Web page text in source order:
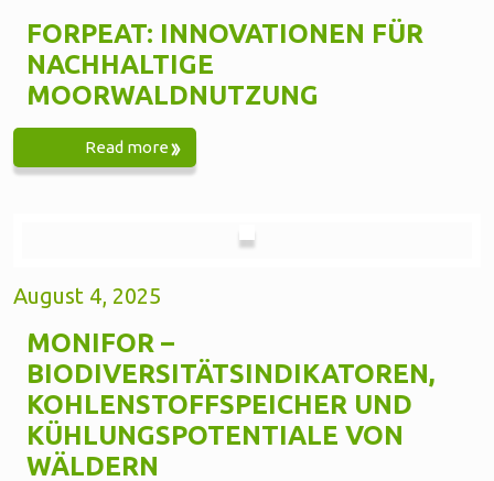
FORPEAT: INNOVATIONEN FÜR
NACHHALTIGE
MOORWALDNUTZUNG
Read more
August 4, 2025
MONIFOR –
BIODIVERSITÄTSINDIKATOREN,
KOHLENSTOFFSPEICHER UND
KÜHLUNGSPOTENTIALE VON
WÄLDERN